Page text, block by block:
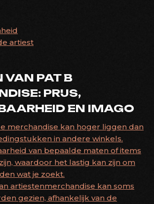
artiest
VAN PAT B
PRIJS,
EN IMAGO
merchandise kan hoger liggen dan
in andere winkels.
van bepaalde maten of items
waardoor het lastig kan zijn om
wat je zoekt.
artiestenmerchandise kan soms
gezien, afhankelijk van de